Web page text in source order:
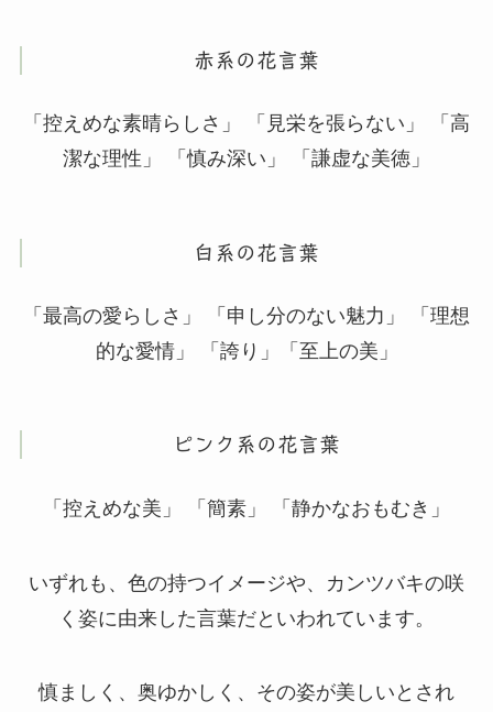
赤系の花言葉
「控えめな素晴らしさ」 「見栄を張らない」 「高
潔な理性」 「慎み深い」 「謙虚な美徳」
白系の花言葉
「最高の愛らしさ」 「申し分のない魅力」 「理想
的な愛情」 「誇り」「至上の美」
ピンク系の花言葉
「控えめな美」 「簡素」 「静かなおもむき」
いずれも、色の持つイメージや、カンツバキの咲
く姿に由来した言葉だといわれています。
慎ましく、奥ゆかしく、その姿が美しいとされ